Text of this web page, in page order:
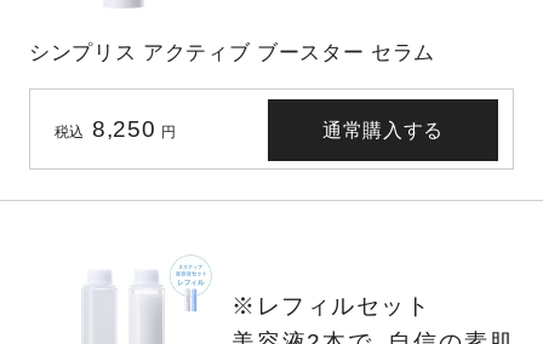
シンプリス アクティブ ブースター セラム
税込 8,250 円 通常購入する
※レフィルセット